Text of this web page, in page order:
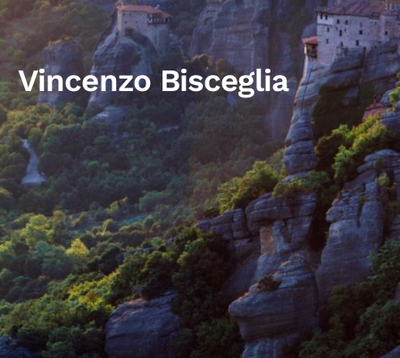
Vincenzo Bisceglia